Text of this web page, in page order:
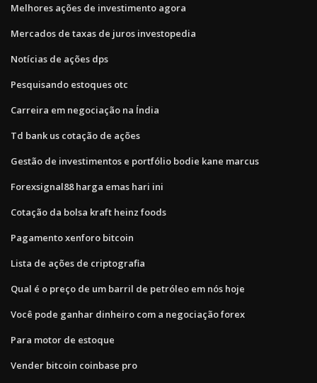
Melhores ações de investimento agora
Mercados de taxas de juros investopedia
Notícias de ações dps
Pesquisando estoques otc
Carreira em negociação na Índia
Td bank us cotação de ações
Gestão de investimentos e portfólio bodie kane marcus
Forexsignal88 harga emas hari ini
Cotação da bolsa kraft heinz foods
Pagamento xenforo bitcoin
Lista de ações de criptografia
Qual é o preço de um barril de petróleo em nós hoje
Você pode ganhar dinheiro com a negociação forex
Para motor de estoque
Vender bitcoin coinbase pro